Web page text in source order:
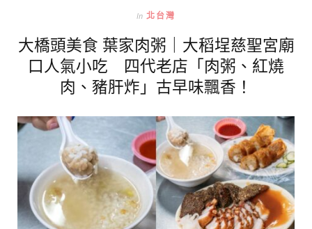
In 北台灣
大橋頭美食 葉家肉粥｜大稻埕慈聖宮廟
口人氣小吃 四代老店「肉粥、紅燒
肉、豬肝炸」古早味飄香！